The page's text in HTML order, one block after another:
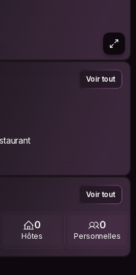
Voir tout
Voir tout
0
Hôtes
0
Personnelles